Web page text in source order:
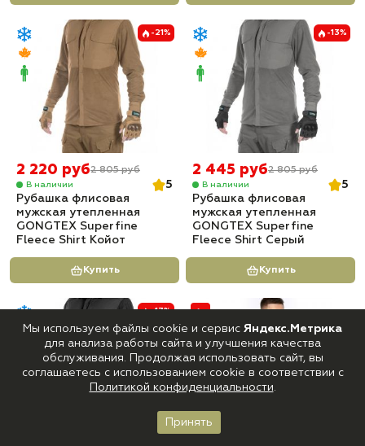
-21%
2 220 руб2 805 руб
В наличии
5
Рубашка флисовая
мужская утепленная
GONGTEX Superfine
Fleece Shirt Койот
Купить
-13%
2 445 руб2 805 руб
В наличии
5
Рубашка флисовая
мужская утепленная
GONGTEX Superfine
Fleece Shirt Серый
Купить
-17%
Корзина
Мы используем файлы cookie и сервис Яндекс.Метрика
для анализа работы сайта и улучшения качества
обслуживания. Продолжая использовать сайт, вы
соглашаетесь с использованием cookie в соответствии с
Политикой конфиденциальности.
Принять